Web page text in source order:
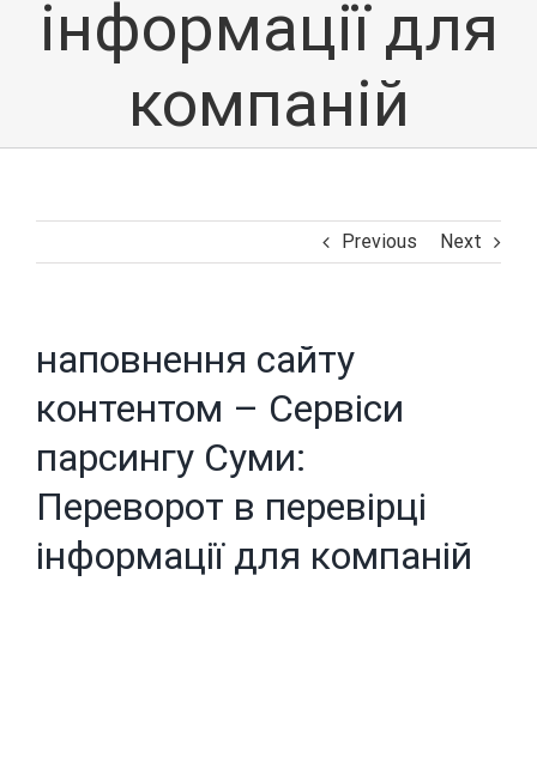
інформації для
компаній
Previous Next
наповнення сайту
контентом – Сервіси
парсингу Суми:
Переворот в перевірці
інформації для компаній